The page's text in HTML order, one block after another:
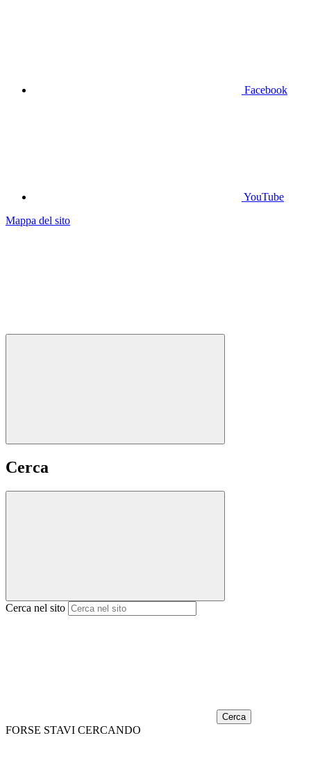
Facebook
YouTube
Mappa del sito
Cerca
Cerca nel sito
Cerca
FORSE STAVI CERCANDO